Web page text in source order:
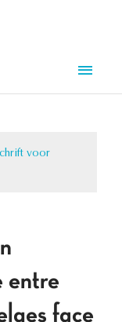
voor
entre
face